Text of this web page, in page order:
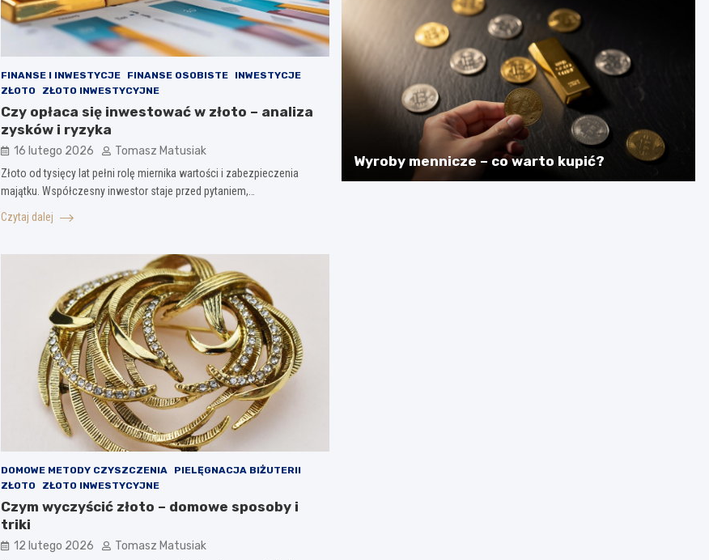
FINANSE I INWESTYCJE FINANSE OSOBISTE
INWESTYCJE
ZŁOTO
ZŁOTO INWESTYCYJNE
Czy opłaca się inwestować w złoto – analiza
zysków i ryzyka
16 lutego 2026 Tomasz Matusiak
Złoto od tysięcy lat pełni rolę miernika wartości i zabezpieczenia
majątku. Współczesny inwestor staje przed pytaniem,…
Czytaj dalej
DOMOWE METODY CZYSZCZENIA
PIELĘGNACJA BIŻUTERII
ZŁOTO
ZŁOTO INWESTYCYJNE
Czym wyczyścić złoto – domowe sposoby i
triki
12 lutego 2026 Tomasz Matusiak
Wyroby mennicze – co warto kupić?